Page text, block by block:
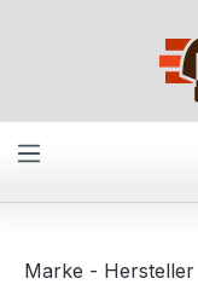
Marke - Hersteller